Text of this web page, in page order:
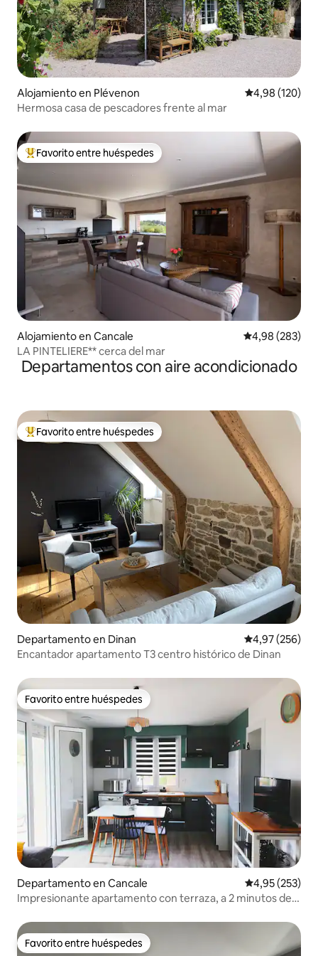
Alojamiento en Plévenon Calificación
4,98 (120)
Hermosa casa de pescadores frente al mar
Favorito entre los huéspedes más destacados
Favorito entre huéspedes
Alojamiento en Cancale Calificación
4,98 (283)
LA PINTELIERE** cerca del mar
Departamentos con aire acondicionado
Favorito entre los huéspedes más destacados
Favorito entre huéspedes
Departamento en Dinan Calificación
4,97 (256)
Encantador apartamento T3 centro histórico de Dinan
Favorito entre huéspedes
Favorito entre huéspedes
Departamento en Cancale Calificación
4,95 (253)
Impresionante apartamento con terraza, a 2 minutos de
Favorito entre huéspedes
Favorito entre huéspedes